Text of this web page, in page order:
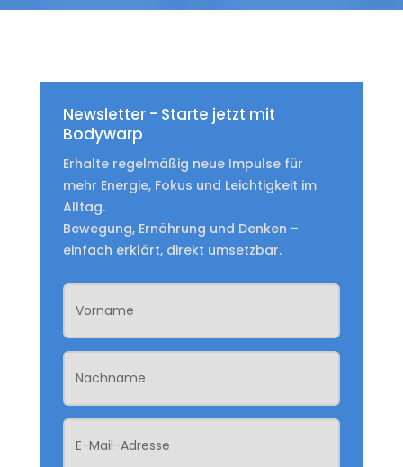
Newsletter - Starte jetzt mit
Bodywarp
Erhalte regelmäßig neue Impulse für
mehr Energie, Fokus und Leichtigkeit im
Alltag.
Bewegung, Ernährung und Denken –
einfach erklärt, direkt umsetzbar.